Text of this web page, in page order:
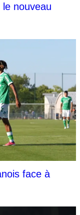
nouveau
face à